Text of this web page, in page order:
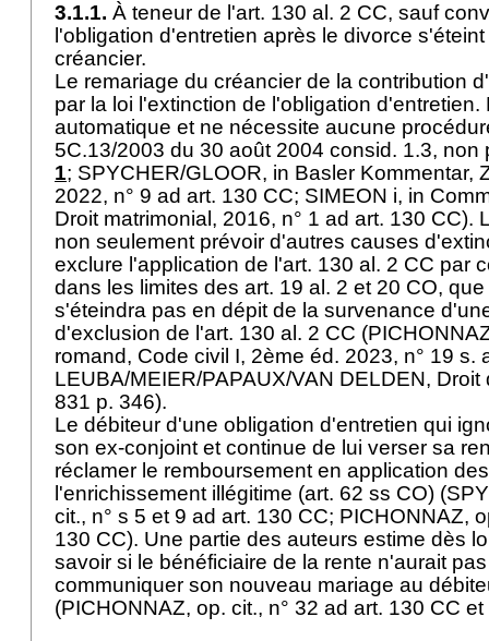
3.1.1. À teneur de l'art. 130 al. 2 CC, sauf
l'obligation d'entretien après le divorce
créancier.
Le remariage du créancier de la contribution
par la loi l'extinction de l'obligation d'entretien.
automatique et ne nécessite aucune
5C.13/2003 du 30 août 2004 consid. 1.3, non
1; SPYCHER/GLOOR, in Basler Kommentar,
2022, n° 9 ad art. 130 CC; SIMEON i, in
Droit matrimonial, 2016, n° 1 ad art. 130 CC).
non seulement prévoir d'autres causes
exclure l'application de l'art. 130 al. 2 CC par
dans les limites des art. 19 al. 2 et 20 CO,
s'éteindra pas en dépit de la survenance
d'exclusion de l'art. 130 al. 2 CC
romand, Code civil I, 2ème éd. 2023, n° 19 s.
LEUBA/MEIER/PAPAUX/VAN DELDEN, Droit
831 p. 346).
Le débiteur d'une obligation d'entretien qui
son ex-conjoint et continue de lui verser sa
réclamer le remboursement en application
l'enrichissement illégitime (art. 62 ss CO)
cit., n° s 5 et 9 ad art. 130 CC; PICHONNAZ,
130 CC). Une partie des auteurs estime dès
savoir si le bénéficiaire de la rente n'aurait
communiquer son nouveau mariage au
(PICHONNAZ, op. cit., n° 32 ad art. 130 CC et